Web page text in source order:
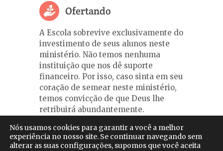
Ofertando
A Escola sobrevive exclusivamente do
investimento de seus alunos neste
ministério. Não temos nenhuma
instituição que nos dê suporte
financeiro. Por isso, caso sinta em seu
coração de semear neste ministério,
temos convicção de que Deus lhe
retribuirá abundantemente.
Ofertar via PagSeguro
Nós usamos cookies para garantir a você a melhor
experiência no nosso site. Se continuar navegando sem
alterar as suas configurações, supomos que você aceita